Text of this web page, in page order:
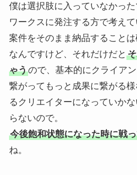
僕は選択肢に入っていなかっ
ワークスに発注する方で考えて
案件をそのまま納品すること
なんですけど、それだけだと
ゃうので、基本的にクライア
繋がってもっと成果に繋がる
るクリエイターになっていか
らないので。
今後飽和状態になった時に戦
ね。